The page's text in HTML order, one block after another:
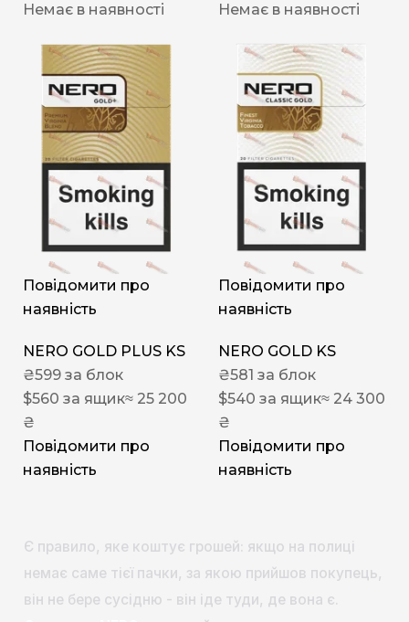
Немає в наявності
Повідомити про
наявність
NERO GOLD PLUS KS
₴599 за блок
$560 за ящик≈ 25 200
₴
Повідомити про
наявність
Немає в наявності
Повідомити про
наявність
NERO GOLD KS
₴581 за блок
$540 за ящик≈ 24 300
₴
Повідомити про
наявність
Є правило, яке коштує грошей: якщо на полиці
немає саме тієї пачки, за якою прийшов покупець,
він не бере сусідню - він іде туди, де вона є.